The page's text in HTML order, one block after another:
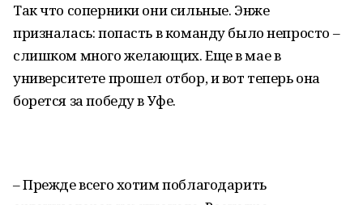
Так что соперники они сильные. Энже
призналась: попасть в команду было непросто –
слишком много желающих. Еще в мае в
университете прошел отбор, и вот теперь она
борется за победу в Уфе.
– Прежде всего хотим поблагодарить